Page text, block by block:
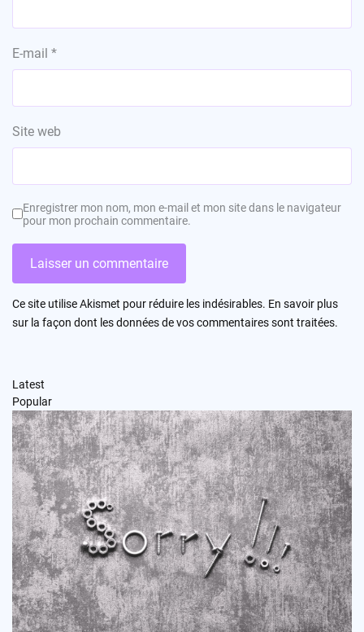
E-mail *
Site web
Enregistrer mon nom, mon e-mail et mon site dans le navigateur
pour mon prochain commentaire.
Ce site utilise Akismet pour réduire les indésirables. En savoir plus
sur la façon dont les données de vos commentaires sont traitées.
Latest
Popular